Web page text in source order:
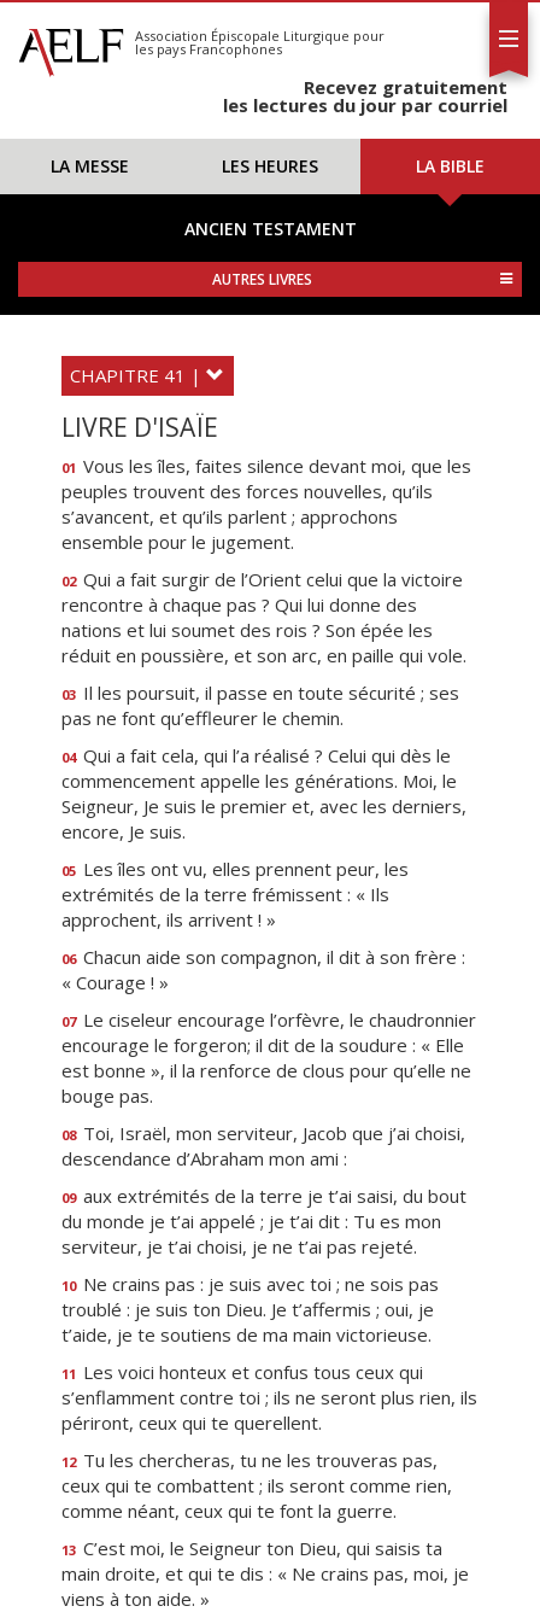
S'abonner
Calendrier
Association Épiscopale Liturgique pour
les pays Francophones
Recevez gratuitement
les lectures du jour par courriel
LA MESSE LES HEURES LA BIBLE
ANCIEN TESTAMENT
AUTRES LIVRES
CHAPITRE 41 |
LIVRE D'ISAÏE
01 Vous les îles, faites silence devant moi, que les
peuples trouvent des forces nouvelles, qu’ils
s’avancent, et qu’ils parlent ; approchons
ensemble pour le jugement.
02 Qui a fait surgir de l’Orient celui que la victoire
rencontre à chaque pas ? Qui lui donne des
nations et lui soumet des rois ? Son épée les
réduit en poussière, et son arc, en paille qui vole.
03 Il les poursuit, il passe en toute sécurité ; ses
pas ne font qu’effleurer le chemin.
04 Qui a fait cela, qui l’a réalisé ? Celui qui dès le
commencement appelle les générations. Moi, le
Seigneur, Je suis le premier et, avec les derniers,
encore, Je suis.
05 Les îles ont vu, elles prennent peur, les
extrémités de la terre frémissent : « Ils
approchent, ils arrivent ! »
06 Chacun aide son compagnon, il dit à son frère :
« Courage ! »
07 Le ciseleur encourage l’orfèvre, le chaudronnier
encourage le forgeron; il dit de la soudure : « Elle
est bonne », il la renforce de clous pour qu’elle ne
bouge pas.
08 Toi, Israël, mon serviteur, Jacob que j’ai choisi,
descendance d’Abraham mon ami :
09 aux extrémités de la terre je t’ai saisi, du bout
du monde je t’ai appelé ; je t’ai dit : Tu es mon
serviteur, je t’ai choisi, je ne t’ai pas rejeté.
10 Ne crains pas : je suis avec toi ; ne sois pas
troublé : je suis ton Dieu. Je t’affermis ; oui, je
t’aide, je te soutiens de ma main victorieuse.
11 Les voici honteux et confus tous ceux qui
s’enflamment contre toi ; ils ne seront plus rien, ils
périront, ceux qui te querellent.
12 Tu les chercheras, tu ne les trouveras pas,
ceux qui te combattent ; ils seront comme rien,
comme néant, ceux qui te font la guerre.
13 C’est moi, le Seigneur ton Dieu, qui saisis ta
main droite, et qui te dis : « Ne crains pas, moi, je
viens à ton aide. »